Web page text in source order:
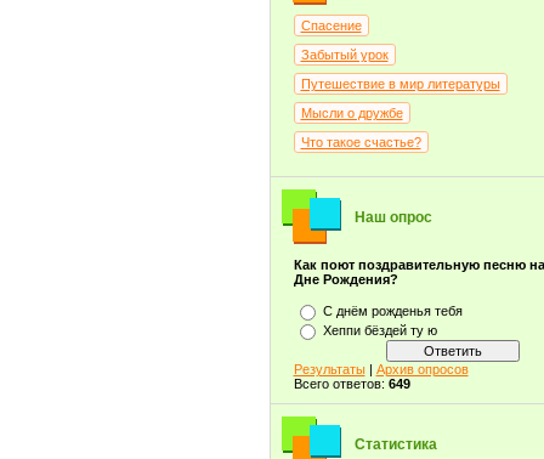
Спасение
Забытый урок
Путешествие в мир литературы
Мысли о дружбе
Что такое счастье?
Наш опрос
Как поют поздравительную песню
Дне Рождения?
С днём рожденья тебя
Хеппи бёздей ту ю
Результаты| Архив опросов
Всего ответов: 649
Статистика